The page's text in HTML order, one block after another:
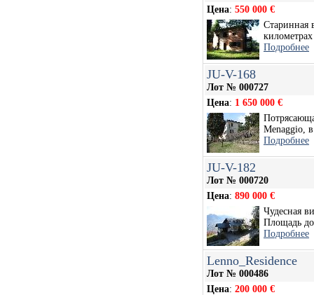
Цена: 550 000 €
Старинная
Подробнее
JU-V-168
Лот № 000727
Цена: 1 650 000 €
Menaggio,
Подробнее
JU-V-182
Лот № 000720
Цена: 890 000 €
Чудесная
Площадь
Подробнее
Lenno_Residence
Лот № 000486
Цена: 200 000 €